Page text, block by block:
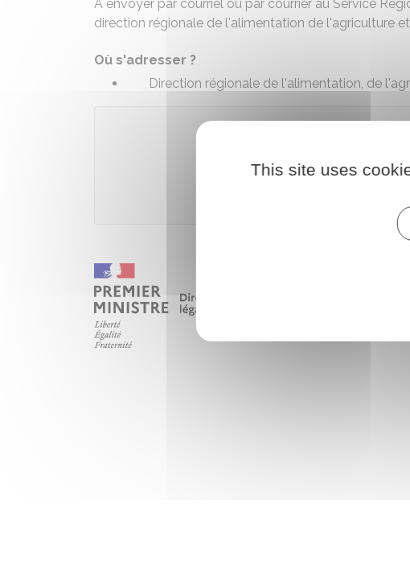
À envoyer par courriel ou par courrier au Service
direction régionale de l'alimentation de l'agriculture
Où s'adresser ?
Direction régionale de l'alimentation, de
This site uses